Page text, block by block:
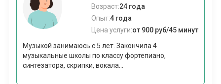
Возраст:24 года
Опыт:4 года
Цена услуги:от 900 руб/45 минут
Музыкой занимаюсь с 5 лет. Закончила 4
музыкальные школы по классу фортепиано,
синтезатора, скрипки, вокала...